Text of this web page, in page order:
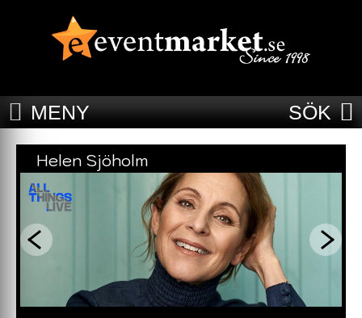
MENY SÖK
Helen Sjöholm